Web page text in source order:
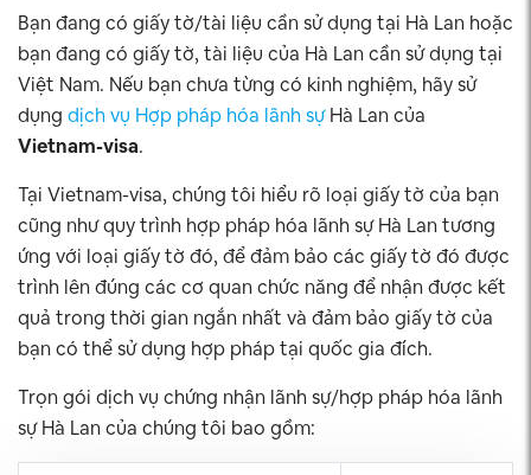
Bạn đang có giấy tờ/tài liệu cần sử dụng tại Hà Lan hoặc
bạn đang có giấy tờ, tài liệu của Hà Lan cần sử dụng tại
Việt Nam. Nếu bạn chưa từng có kinh nghiệm, hãy sử
dụng dịch vụ Hợp pháp hóa lãnh sựHà Lan của
Vietnam-visa.
Tại Vietnam-visa, chúng tôi hiểu rõ loại giấy tờ của bạn
cũng như quy trình hợp pháp hóa lãnh sự Hà Lan tương
ứng với loại giấy tờ đó, để đảm bảo các giấy tờ đó được
trình lên đúng các cơ quan chức năng để nhận được kết
quả trong thời gian ngắn nhất và đảm bảo giấy tờ của
bạn có thể sử dụng hợp pháp tại quốc gia đích.
Trọn gói dịch vụ chứng nhận lãnh sự/hợp pháp hóa lãnh
sự Hà Lan của chúng tôi bao gồm: